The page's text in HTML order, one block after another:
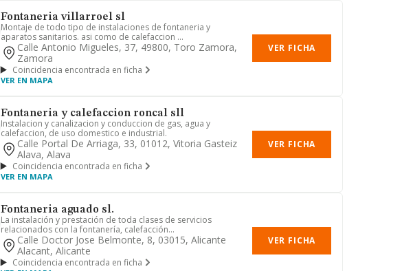
Fontaneria villarroel sl
Montaje de todo tipo de instalaciones de fontaneria y
aparatos sanitarios. asi como de calefaccion ...
Calle Antonio Migueles, 37, 49800, Toro Zamora,
Zamora
Coincidencia encontrada en ficha
VER EN MAPA
VER FICHA
Fontaneria y calefaccion roncal sll
Instalacion y canalizacion y conduccion de gas, agua y
calefaccion, de uso domestico e industrial.
Calle Portal De Arriaga, 33, 01012, Vitoria Gasteiz
Alava, Alava
Coincidencia encontrada en ficha
VER EN MAPA
VER FICHA
Fontaneria aguado sl.
La instalación y prestación de toda clases de servicios
relacionados con la fontanería, calefacción...
Calle Doctor Jose Belmonte, 8, 03015, Alicante
Alacant, Alicante
Coincidencia encontrada en ficha
VER FICHA